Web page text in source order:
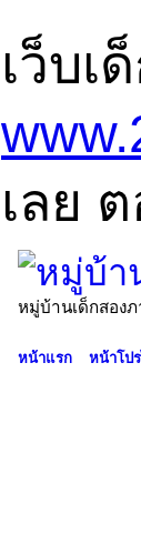
เว็บ
เลย
หมู่บ้านเด็กสอง
หน้าแรก หน้าโป